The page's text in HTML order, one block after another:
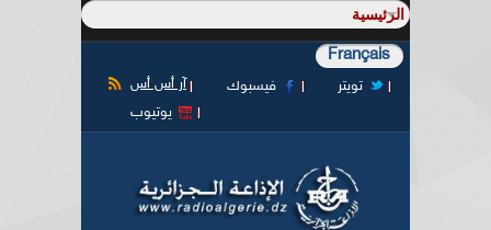
Français
آر أس أس فيسبوك
تويتر
يوتيوب